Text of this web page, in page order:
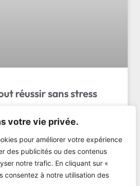
votre vie privée.
pour améliorer votre expérience
des publicités ou des contenus
notre trafic. En cliquant sur «
consentez à notre utilisation des
réussir sans stress
événementiel suisse :
essentiels, les erreurs à
LL Transport Sàrl assure vos